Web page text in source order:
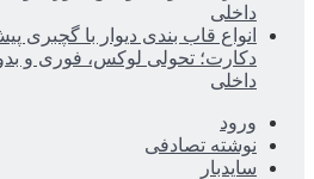
داخلی
انواع قاب بندی دیوار با گچبری
دکارت؛ تحولی لوکس، فوری و
داخلی
ورود
نوشته تصادفی
سایدبار